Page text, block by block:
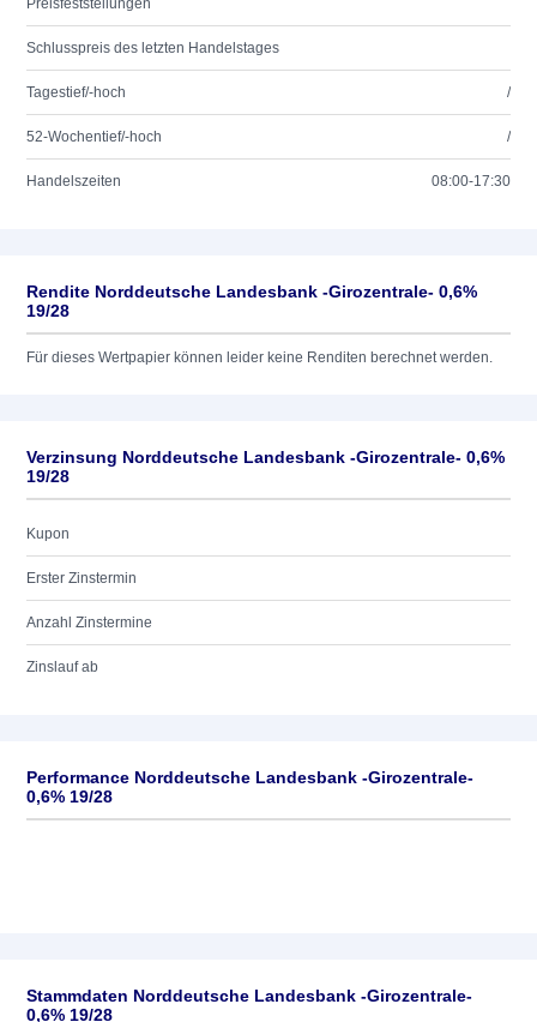
Preisfeststellungen
Schlusspreis des letzten Handelstages
Tagestief/-hoch /
52-Wochentief/-hoch /
Handelszeiten 08:00-17:30
Rendite Norddeutsche Landesbank -Girozentrale- 0,6%
19/28
Für dieses Wertpapier können leider keine Renditen berechnet werden.
Verzinsung Norddeutsche Landesbank -Girozentrale- 0,6%
19/28
Kupon
Erster Zinstermin
Anzahl Zinstermine
Zinslauf ab
Performance Norddeutsche Landesbank -Girozentrale-
0,6% 19/28
Stammdaten Norddeutsche Landesbank -Girozentrale-
0,6% 19/28